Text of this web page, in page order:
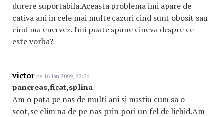
durere suportabila.Aceasta problema imi apare de
cativa ani in cele mai multe cazuri cind sunt obosit sau
cind ma enervez. Imi poate spune cineva despre ce
este vorba?
victor pe 16 Ian 2009, 22:06
pancreas,ficat,splina
Am o pata pe nas de multi ani si nustiu cum sa o
scot,se elimina de pe nas prin pori un fel de lichid.Am